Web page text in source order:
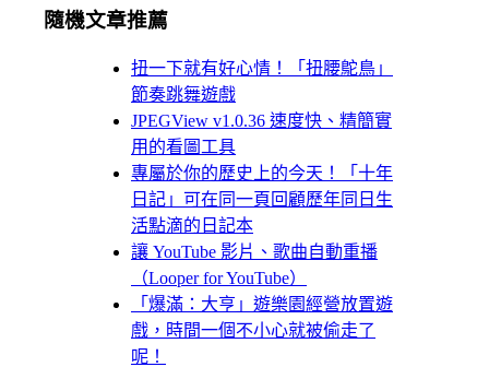
隨機文章推薦
扭一下就有好心情！「扭腰鴕鳥」
節奏跳舞遊戲
JPEGView v1.0.36 速度快、精簡實
用的看圖工具
專屬於你的歷史上的今天！「十年
日記」可在同一頁回顧歷年同日生
活點滴的日記本
讓 YouTube 影片、歌曲自動重播
（Looper for YouTube）
「爆滿：大亨」遊樂園經營放置遊
戲，時間一個不小心就被偷走了
呢！